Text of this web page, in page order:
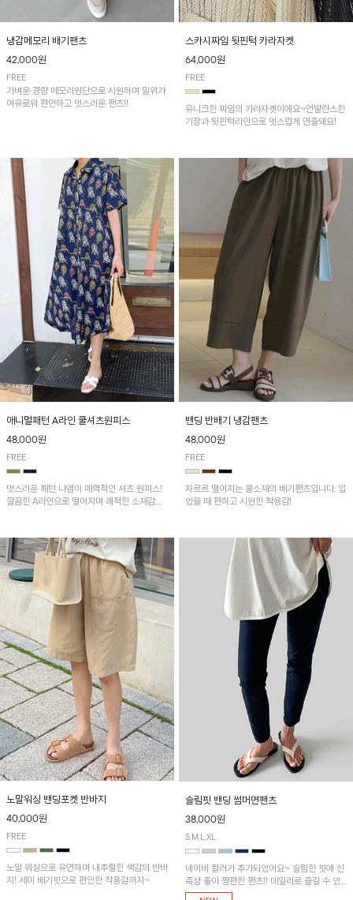
냉감메모리 배기팬츠
42,000원
FREE
가벼운 경량 메모리원단으로 시원하며 밑위가
여유로워 편안하고 멋스러운 팬츠!!
스카시짜임 뒷핀턱 카라자켓
64,000원
FREE
유니크한 짜임의 카라자켓이에요~언발란스한
기장과 뒷핀턱라인으로 멋스럽게 연출돼요!
애니멀패턴 A라인 쿨셔츠원피스
48,000원
FREE
멋스러운 패턴 나염이 매력적인 셔츠 원피스!
깔끔한 A라인으로 떨어지며 쾌적한 소재감으
밴딩 반배기 냉감팬츠
48,000원
FREE
차르르 떨어지는 쿨소재의 배기팬츠입니다. 입
었을 때 편하고 시원한 착용감!
노말워싱 밴딩포켓 반바지
40,000원
FREE
노말 워싱으로 유연하며 내추럴한 색감의 반바
지! 세미 배기핏으로 편안한 착용감까지~
슬림핏 밴딩 썸머면팬츠
38,000원
S,M,L,XL
네이비 컬러가 추가되었어요~ 슬림한 핏에 신
축성 좋아 짱편한 팬츠!! 데일리로 즐길 수 있
는 기본 컬러들로 준비했어요~